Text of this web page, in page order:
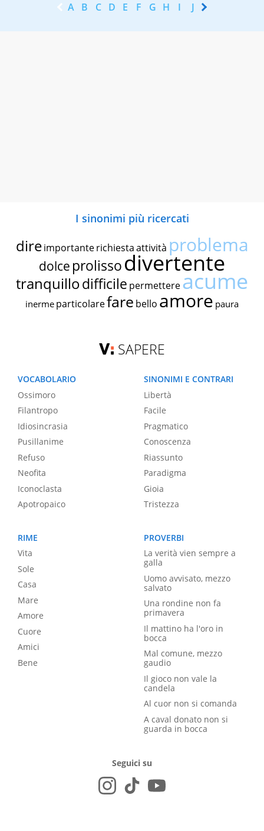
A B C D E F G H I J K
I sinonimi più ricercati
dire importante richiestaattività problema
dolce prolissodivertente
tranquillodifficile permettereacume
inerme particolarefare bello amore paura
SAPERE
VOCABOLARIO
Ossimoro
Filantropo
Idiosincrasia
Pusillanime
Refuso
Neofita
Iconoclasta
Apotropaico
SINONIMI E CONTRARI
Libertà
Facile
Pragmatico
Conoscenza
Riassunto
Paradigma
Gioia
Tristezza
RIME
Vita
Sole
Casa
Mare
Amore
Cuore
Amici
Bene
PROVERBI
La verità vien sempre a
galla
Uomo avvisato, mezzo
salvato
Una rondine non fa
primavera
Il mattino ha l'oro in
bocca
Mal comune, mezzo
gaudio
Il gioco non vale la
candela
Al cuor non si comanda
A caval donato non si
guarda in bocca
Seguici su